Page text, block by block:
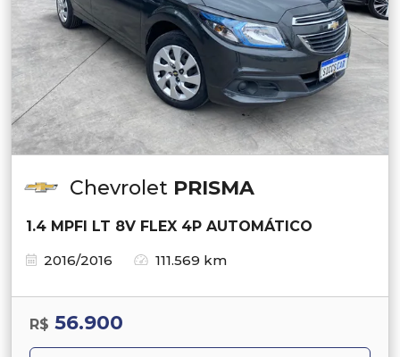
Chevrolet PRISMA
1.4 MPFI LT 8V FLEX 4P AUTOMÁTICO
2016/2016
111.569 km
R$ 56.900